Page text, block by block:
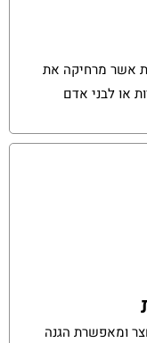
אשר מרחיקה את
או לבני אדם
ומאפשרת הגנה